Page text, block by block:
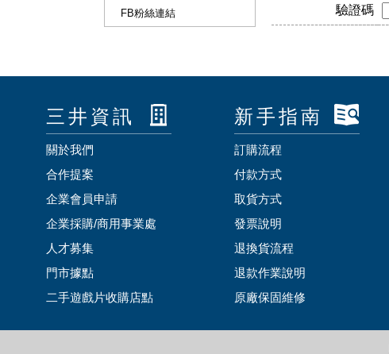
驗證碼
FB粉絲連結
三井資訊
關於我們
合作提案
企業會員申請
企業採購/商用事業處
人才募集
門市據點
二手遊戲片收購店點
新手指南
訂購流程
付款方式
取貨方式
發票說明
退換貨流程
退款作業說明
原廠保固維修